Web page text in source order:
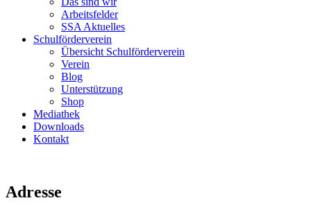
Arbeitsfelder
SSA Aktuelles
Schulförderverein
Übersicht Schulförderverein
Verein
Blog
Unterstützung
Shop
Mediathek
Downloads
Kontakt
Adresse